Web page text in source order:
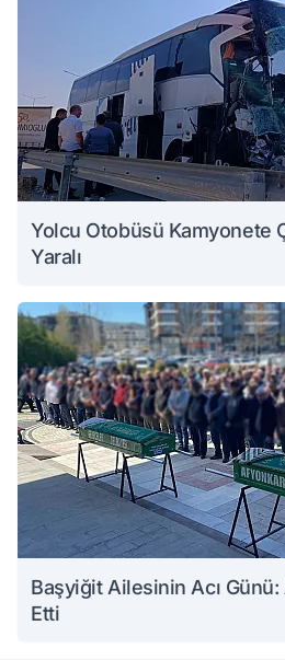
Yolcu Otobüsü Kamyonete
Yaralı
Başyiğit Ailesinin Acı
Etti